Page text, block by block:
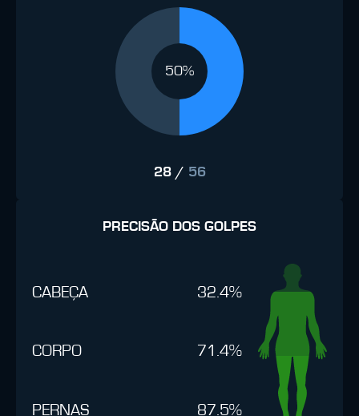
50%
28/ 56
PRECISÃO DOS GOLPES
CABEÇA 32.4%
CORPO 71.4%
PERNAS 87.5%